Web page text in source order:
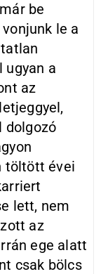
be
le a
ugyan a
az
dolgozó
töltött évei
lett, nem
az
ege alatt
csak bölcs